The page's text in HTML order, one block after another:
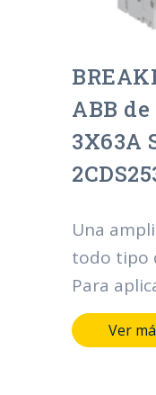
permiten
ya
ABB de
3X63A
Una
todo tipo
Para
e
Ver